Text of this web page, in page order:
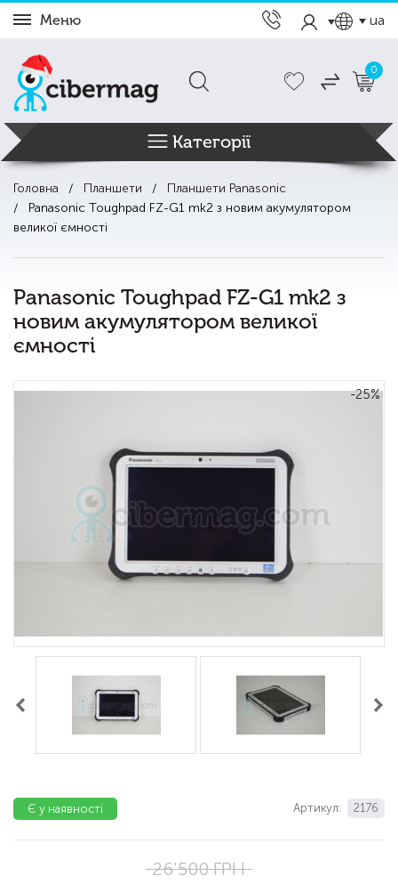
Меню ua
0
Категорії
Головна Планшети
Планшети Panasonic
Panasonic Toughpad FZ-G1 mk2 з новим акумулятором
великої ємності
Panasonic Toughpad FZ-G1 mk2 з
новим акумулятором великої
ємності
-25%
Артикул: 2176
Є у наявності
26'500 ГРН